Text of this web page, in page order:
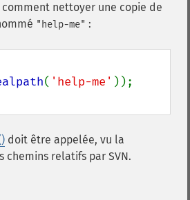
nettoyer une copie de
"help-me" :
( 'help-me'
doit être appelée, vu la
chemins relatifs par SVN.